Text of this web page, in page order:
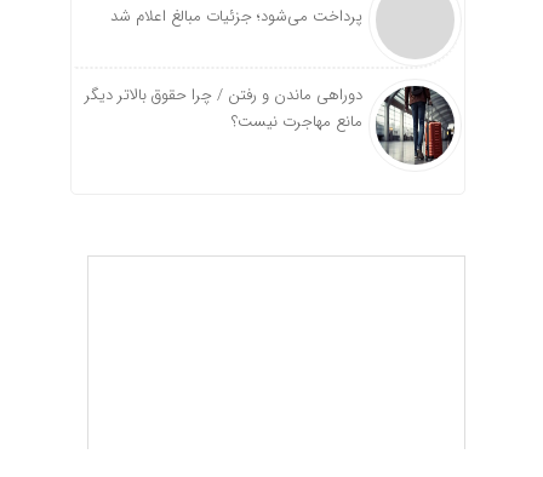
پرداخت می‌شود؛ جزئیات مبالغ اعلام شد
دوراهی ماندن و رفتن / چرا حقوق بالاتر دیگر
مانع مهاجرت نیست؟